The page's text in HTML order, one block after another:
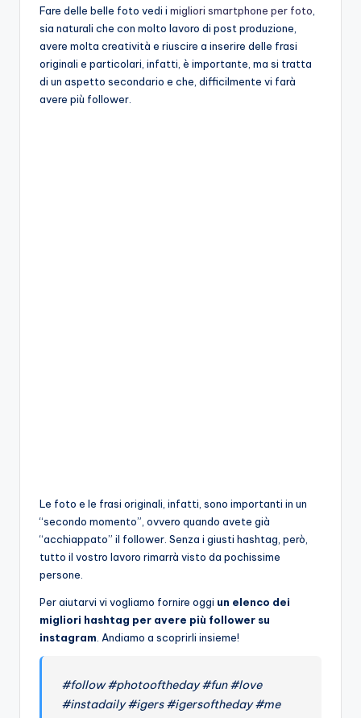
Fare delle belle foto vedi i migliori smartphone per foto
sia naturali che con molto lavoro di post produzione,
avere molta creatività e riuscire a inserire delle frasi
originali e particolari, infatti, è importante, ma si tratta
di un aspetto secondario e che, difficilmente vi farà
avere più follower.
Le foto e le frasi originali, infatti, sono importanti in un
“secondo momento”, ovvero quando avete già
“acchiappato” il follower. Senza i giusti hashtag, però,
tutto il vostro lavoro rimarrà visto da pochissime
persone.
Per aiutarvi vi vogliamo fornire oggi un elenco dei
migliori hashtag per avere più follower su
instagram . Andiamo a scoprirli insieme!
#follow #photooftheday #fun #love
#instadaily #igers #igersoftheday #me